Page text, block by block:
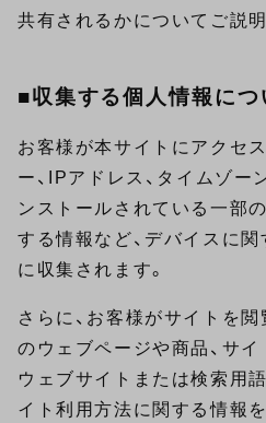
共有されるかについてご説明
■収集する個人情報につ
お客様が本サイトにアクセ
ー、IPアドレス、タイムゾー
ンストールされている一部
する情報など、デバイスに
に収集されます。
さらに、お客様がサイトを閲
のウェブページや商品、サ
ウェブサイトまたは検索用
イト利用方法に関する情報